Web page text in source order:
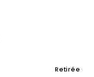
Retirée